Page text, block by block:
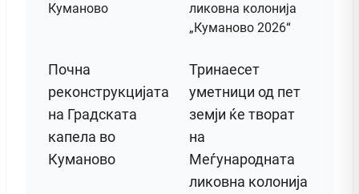
Почна
реконструкцијата
на Градската
капела во
Куманово
Тринаесет
уметници од пет
земји ќе творат
на
Меѓународната
ликовна колонија